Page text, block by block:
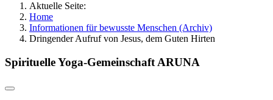
Aktuelle Seite:
Home
Informationen für bewusste Menschen (Archiv)
Dringender Aufruf von Jesus, dem Guten Hirten
Spirituelle Yoga-Gemeinschaft ARUNA